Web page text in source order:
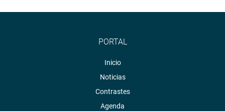
PORTAL
Inicio
Noticias
Contrastes
Agenda